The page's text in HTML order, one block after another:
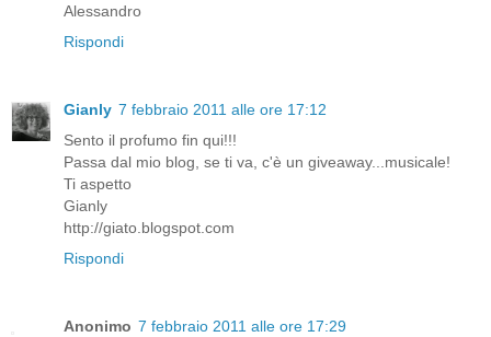
Alessandro
Rispondi
Gianly 7 febbraio 2011 alle ore 17:12
Sento il profumo fin qui!!!
Passa dal mio blog, se ti va, c'è un giveaway...musicale!
Ti aspetto
Gianly
http://giato.blogspot.com
Rispondi
Anonimo 7 febbraio 2011 alle ore 17:29